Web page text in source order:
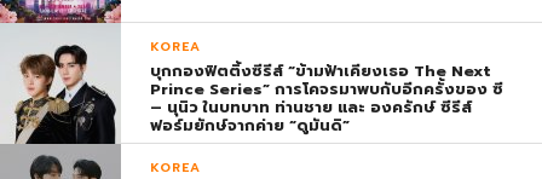
KOREA
บุกกองฟิตติ้งซีรีส์ “ข้ามฟ้าเคียงเธอ The Next
Prince Series” การโคจรมาพบกับอีกครั้งของ ซี
– นุนิว ในบทบาท ท่านชาย และ องครักษ์ ซีรีส์
ฟอร์มยักษ์จากค่าย “ดูมันดิ”
KOREA